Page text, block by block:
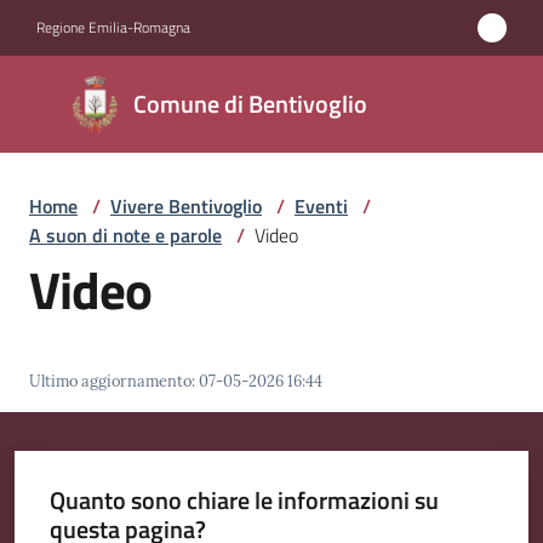
Regione Emilia-Romagna
Comune di Bentivoglio
Comune di
Bentivoglio
Amministrazione
Novità
Vivere
Bentivoglio
Home / Vivere Bentivoglio / Eventi /
A suon di note e parole / Video
Video
Ultimo aggiornamento:07-05-2026 16:44
Quanto sono chiare le informazioni su
questa pagina?